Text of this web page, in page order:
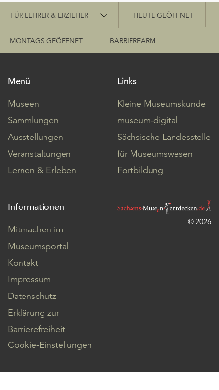
Schnellzugriff
FÜR LEHRER & ERZIEHER HEUTE GEÖFFNET
MONTAGS GEÖFFNET BARRIEREARM
Menü
Museen
Sammlungen
Ausstellungen
Veranstaltungen
Lernen & Erleben
Links
Kleine Museumskunde
museum-digital
Sächsische Landesstelle
für Museumswesen
Fortbildung
Informationen
Mitmachen im
Museumsportal
Kontakt
Impressum
Datenschutz
Erklärung zur
Barrierefreiheit
Cookie-Einstellungen
© 2026